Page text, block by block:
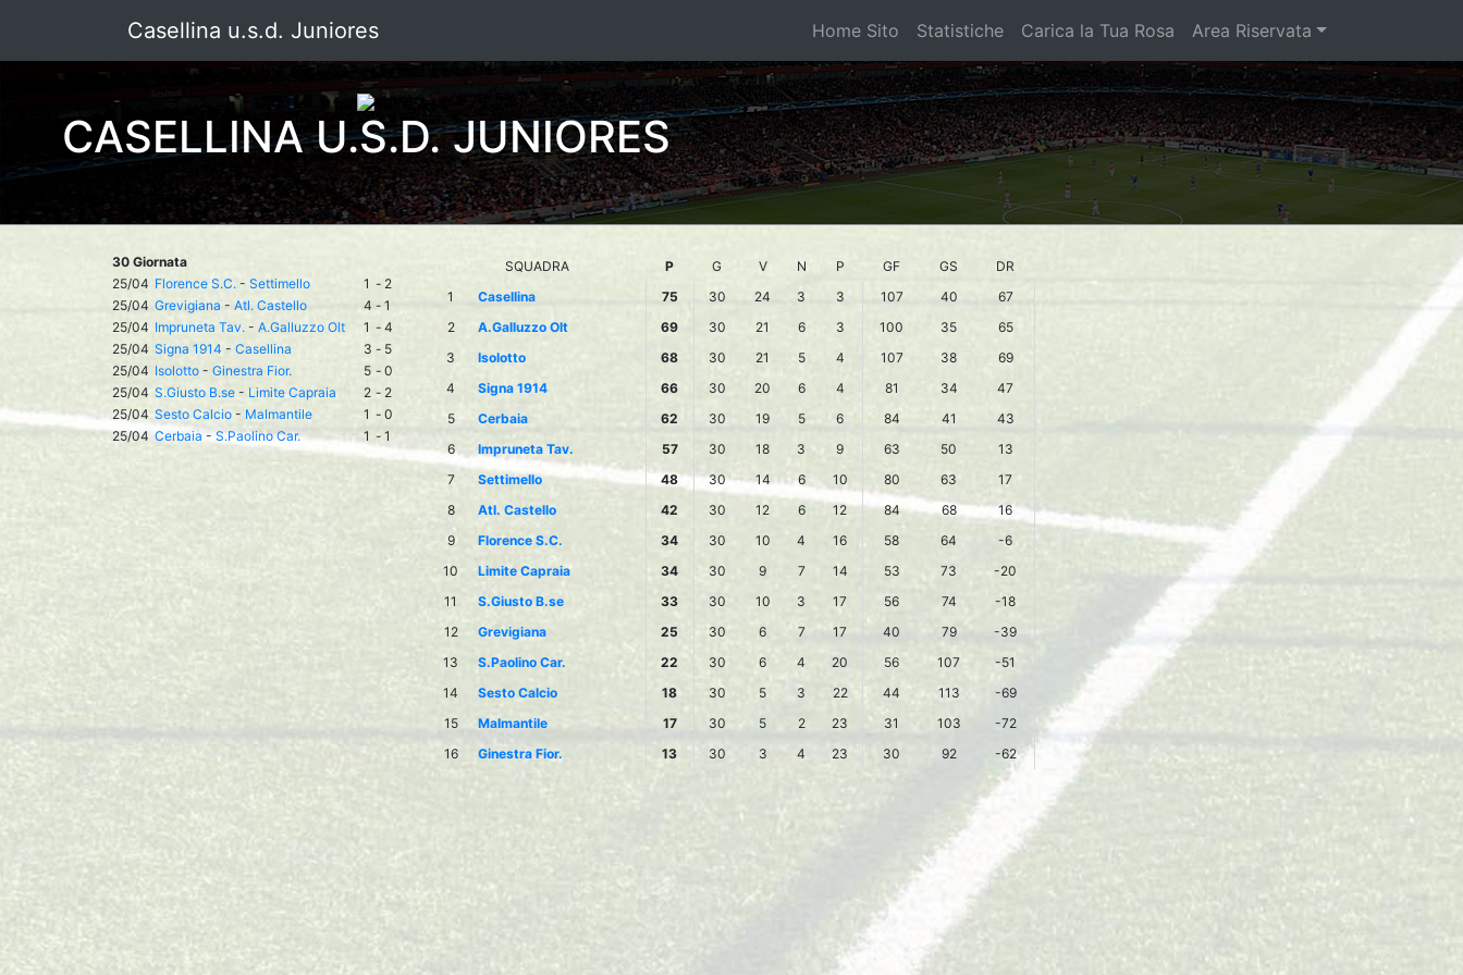
Casellina u.s.d. Juniores Home Sito Statistiche Carica la Tua Rosa Area Riservata
CASELLINA U.S.D. JUNIORES
30 Giornata
25/04 Florence S.C. - Settimello 1 - 2
25/04 Grevigiana - Atl. Castello 4 - 1
25/04 Impruneta Tav. - A.Galluzzo Olt 1 - 4
25/04 Signa 1914 - Casellina 3 - 5
25/04 Isolotto - Ginestra Fior. 5 - 0
25/04 S.Giusto B.se - Limite Capraia 2 - 2
25/04 Sesto Calcio - Malmantile 1 - 0
25/04 Cerbaia - S.Paolino Car. 1 - 1
SQUADRA P G V N P GF GS
DR
1
Casellina 75 30 24 3 3 107 40
67
2
A.Galluzzo Olt 69 30 21 6 3 100 35
65
3
Isolotto 68 30 21 5 4 107 38
69
4
Signa 1914 66 30 20 6 4 81 34
47
5
Cerbaia 62 30 19 5 6 84 41
43
6
Impruneta Tav. 57 30 18 3 9 63 50
13
7
Settimello 48 30 14 6 10 80 63
17
8
Atl. Castello 42 30 12 6 12 84 68
16
9
Florence S.C. 34 30 10 4 16 58 64
-6
10
Limite Capraia 34 30 9 7 14 53 73
-20
11
S.Giusto B.se 33 30 10 3 17 56 74
-18
12
Grevigiana 25 30 6 7 17 40 79
-39
13
S.Paolino Car. 22 30 6 4 20 56 107
-51
14
Sesto Calcio 18 30 5 3 22 44 113
-69
15
Malmantile 17 30 5 2 23 31 103
-72
16
Ginestra Fior. 13 30 3 4 23 30 92 -62